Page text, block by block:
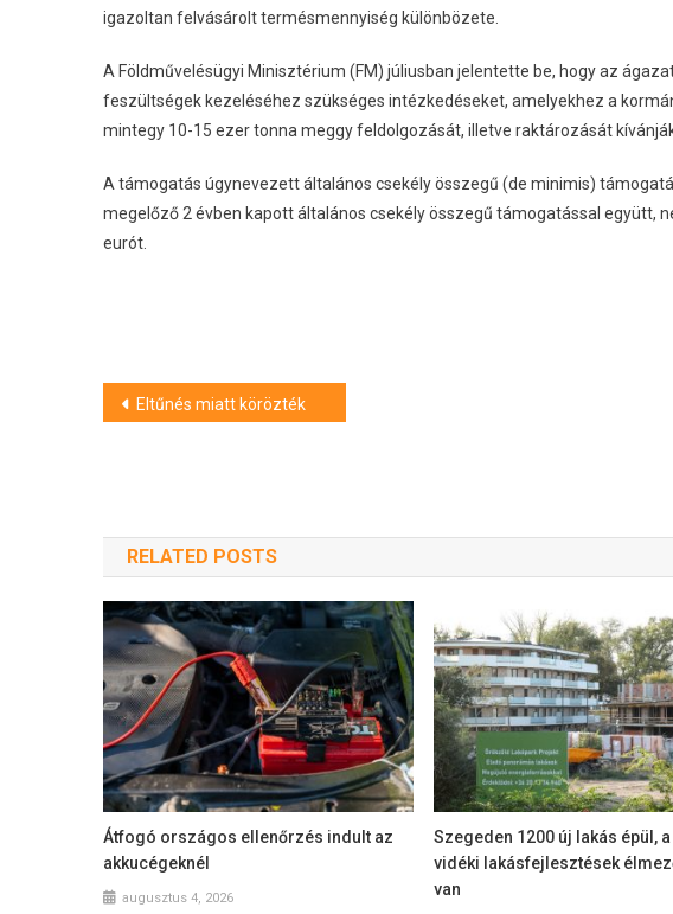
igazoltan felvásárolt termésmennyiség különbözete.
A Földművelésügyi Minisztérium (FM) júliusban jelentette be, hogy az
feszültségek kezeléséhez szükséges intézkedéseket, amelyekhez a
mintegy 10-15 ezer tonna meggy feldolgozását, illetve raktározását
A támogatás úgynevezett általános csekély összegű (de minimis)
megelőző 2 évben kapott általános csekély összegű támogatással együtt,
eurót.
Bejegyzés
Eltűnés miatt körözték
RELATED POSTS
Átfogó országos ellenőrzés indult az
akkucégeknél
augusztus 4, 2026
Szegeden 1200 új lakás épül,
vidéki lakásfejlesztések
van